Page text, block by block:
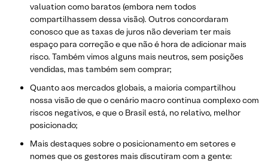
valuation como baratos (embora nem todos
compartilhassem dessa visão). Outros concordaram
conosco que as taxas de juros não deveriam ter mais
espaço para correção e que não é hora de adicionar mais
risco. Também vimos alguns mais neutros, sem posições
vendidas, mas também sem comprar;
Quanto aos mercados globais, a maioria compartilhou
nossa visão de que o cenário macro continua complexo com
riscos negativos, e que o Brasil está, no relativo, melhor
posicionado;
Mais destaques sobre o posicionamento em setores e
nomes que os gestores mais discutiram com a gente: